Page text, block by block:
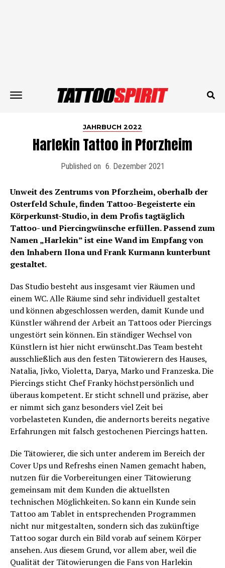
JAHRBUCH 2022
Harlekin Tattoo in Pforzheim
Published on 6. Dezember 2021
Unweit des Zentrums von Pforzheim, oberhalb der
Osterfeld Schule, finden Tattoo-Begeisterte ein
Körperkunst-Studio, in dem Profis tagtäglich
Tattoo- und Piercingwünsche erfüllen. Passend zum
Namen „Harlekin” ist eine Wand im Empfang von
den Inhabern Ilona und Frank Kurmann kunterbunt
gestaltet.
Das Studio besteht aus insgesamt vier Räumen und
einem WC. Alle Räume sind sehr individuell gestaltet
und können abgeschlossen werden, damit Kunde und
Künstler während der Arbeit an Tattoos oder Piercings
ungestört sein können. Ein ständiger Wechsel von
Künstlern ist hier nicht erwünscht.Das Team besteht
ausschließlich aus den festen Tätowierern des Hauses,
Natalia, Jivko, Violetta, Darya, Marko und Franzeska. Die
Piercings sticht Chef Franky höchstpersönlich und
überaus kompetent. Er sticht schnell und präzise, aber
er nimmt sich ganz besonders viel Zeit bei
vorbelasteten Kunden, die andernorts bereits negative
Erfahrungen mit falsch gestochenen Piercings hatten.
Die Tätowierer, die sich unter anderem im Bereich der
Cover Ups und Refreshs einen Namen gemacht haben,
nutzen für die Vorbereitungen einer Tätowierung
gemeinsam mit dem Kunden die aktuellsten
technischen Möglichkeiten. So kann ein Kunde sein
Tattoo am Tablet in entsprechenden Programmen
nicht nur mitgestalten, sondern sich das zukünftige
Tattoo sogar durch ein Bild vorab auf seinem Körper
ansehen. Aus diesem Grund, vor allem aber, weil die
Qualität der Tätowierungen die Fans von Harlekin